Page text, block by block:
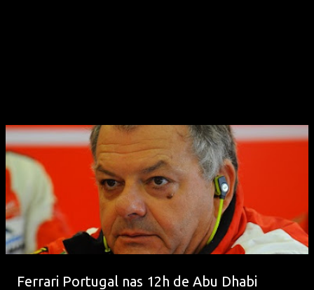
Ferrari Portugal nas 12h de Abu Dhabi